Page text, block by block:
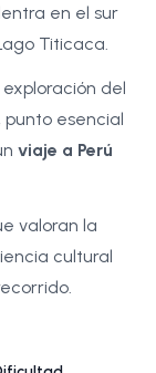
en el sur
Titicaca.
del
, punto esencial
viaje a Perú
valoran la
cultural